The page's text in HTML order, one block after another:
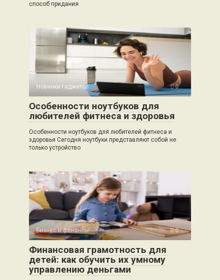
способ придания
Новинки гаджетов 0
Особенности ноутбуков для
любителей фитнеса и здоровья
Особенности ноутбуков для любителей фитнеса и
здоровья Сегодня ноутбуки представляют собой не
только устройство
Бизнес и финансы 0
Финансовая грамотность для
детей: как обучить их умному
управлению деньгами